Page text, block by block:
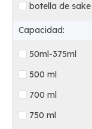
botella de sake
Capacidad:
50ml-375ml
500 ml
700 ml
750 ml